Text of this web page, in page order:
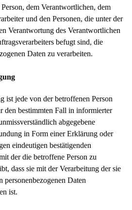
dem Verantwortlichen, dem
und den Personen, die unter der
Verantwortung des Verantwortlichen
befugt sind, die
Daten zu verarbeiten.
ist jede von der betroffenen Person
den bestimmten Fall in informierter
abgegebene
in Form einer Erklärung oder
eindeutigen bestätigenden
der die betroffene Person zu
dass sie mit der Verarbeitung der sie
personenbezogenen Daten
ist.